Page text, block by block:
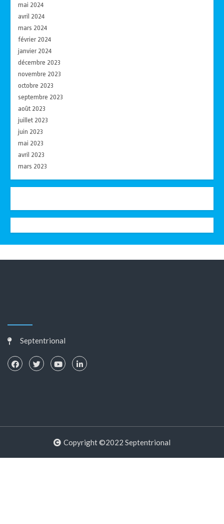
mai 2024
avril 2024
mars 2024
février 2024
janvier 2024
décembre 2023
novembre 2023
octobre 2023
septembre 2023
août 2023
juillet 2023
juin 2023
mai 2023
avril 2023
mars 2023
Septentrional
Copyright ©2022 Septentrional